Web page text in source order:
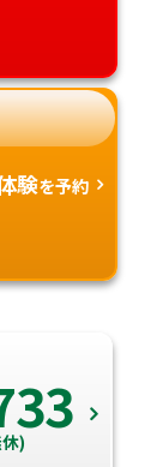
験を予約
)